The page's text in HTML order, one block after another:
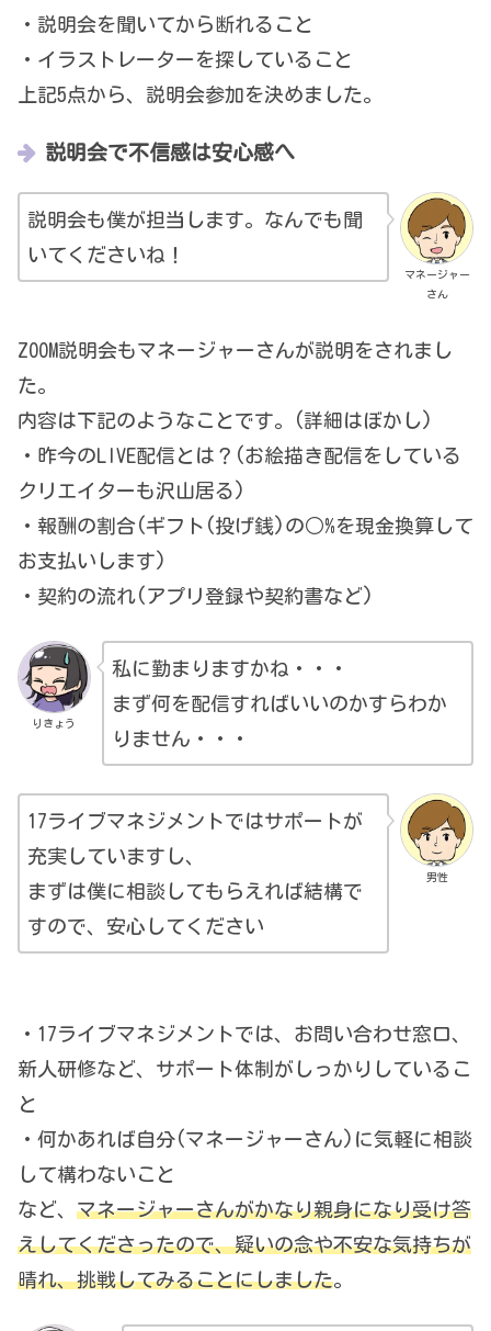
・説明会を聞いてから断れること
・イラストレーターを探していること
上記5点から、説明会参加を決めました。
説明会で不信感は安心感へ
マネージャー
さん
説明会も僕が担当します。なんでも聞
いてくださいね！
ZOOM説明会もマネージャーさんが説明をされまし
た。
内容は下記のようなことです。(詳細はぼかし)
・昨今のLIVE配信とは？(お絵描き配信をしている
クリエイターも沢山居る)
・報酬の割合(ギフト(投げ銭)の○%を現金換算して
お支払いします)
・契約の流れ(アプリ登録や契約書など)
りきょう
私に勤まりますかね・・・
まず何を配信すればいいのかすらわか
りません・・・
男性
17ライブマネジメントではサポートが
充実していますし、
まずは僕に相談してもらえれば結構で
すので、安心してください
・17ライブマネジメントでは、お問い合わせ窓口、
新人研修など、サポート体制がしっかりしているこ
と
・何かあれば自分(マネージャーさん)に気軽に相談
して構わないこと
など、 マネージャーさんがかなり親身になり受け答
えしてくださったので、疑いの念や不安な気持ちが
晴れ、挑戦してみることにしました。